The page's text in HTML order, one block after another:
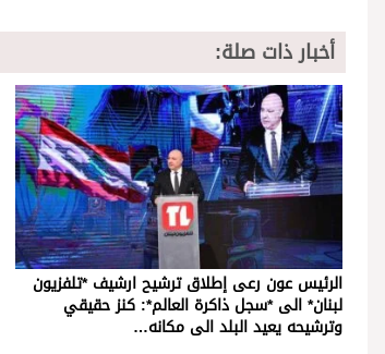
أخبار ذات صلة:
الرئيس عون رعى إطلاق ترشيح ارشيف *تلفزيون
لبنان* الى *سجل ذاكرة العالم*: كنز حقيقي
وترشيحه يعيد البلد الى مكانه…